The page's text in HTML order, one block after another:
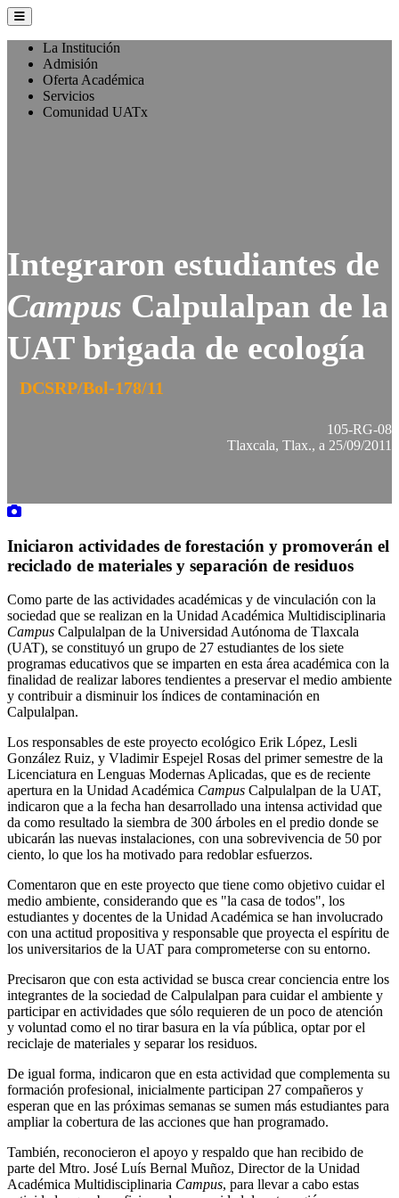
La Institución
Admisión
Oferta Académica
Servicios
Comunidad UATx
Integraron estudiantes de
Campus Calpulalpan de la
UAT brigada de ecología
DCSRP/Bol-178/11
105-RG-08
Tlaxcala, Tlax., a 25/09/2011
Iniciaron actividades de forestación y promoverán el
reciclado de materiales y separación de residuos
Como parte de las actividades académicas y de vinculación con la
sociedad que se realizan en la Unidad Académica Multidisciplinaria
Campus Calpulalpan de la Universidad Autónoma de Tlaxcala
(UAT), se constituyó un grupo de 27 estudiantes de los siete
programas educativos que se imparten en esta área académica con la
finalidad de realizar labores tendientes a preservar el medio ambiente
y contribuir a disminuir los índices de contaminación en
Calpulalpan.
Los responsables de este proyecto ecológico Erik López, Lesli
González Ruiz, y Vladimir Espejel Rosas del primer semestre de la
Licenciatura en Lenguas Modernas Aplicadas, que es de reciente
apertura en la Unidad Académica Campus Calpulalpan de la UAT,
indicaron que a la fecha han desarrollado una intensa actividad que
da como resultado la siembra de 300 árboles en el predio donde se
ubicarán las nuevas instalaciones, con una sobrevivencia de 50 por
ciento, lo que los ha motivado para redoblar esfuerzos.
Comentaron que en este proyecto que tiene como objetivo cuidar el
medio ambiente, considerando que es "la casa de todos", los
estudiantes y docentes de la Unidad Académica se han involucrado
con una actitud propositiva y responsable que proyecta el espíritu de
los universitarios de la UAT para comprometerse con su entorno.
Precisaron que con esta actividad se busca crear conciencia entre los
integrantes de la sociedad de Calpulalpan para cuidar el ambiente y
participar en actividades que sólo requieren de un poco de atención
y voluntad como el no tirar basura en la vía pública, optar por el
reciclaje de materiales y separar los residuos.
De igual forma, indicaron que en esta actividad que complementa su
formación profesional, inicialmente participan 27 compañeros y
esperan que en las próximas semanas se sumen más estudiantes para
ampliar la cobertura de las acciones que han programado.
También, reconocieron el apoyo y respaldo que han recibido de
parte del Mtro. José Luís Bernal Muñoz, Director de la Unidad
Académica Multidisciplinaria Campus, para llevar a cabo estas